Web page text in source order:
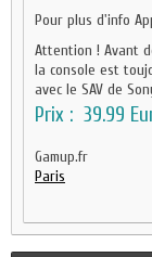
Pour plus d'info
Attention ! Avant
la console est
avec le SAV de
Prix : 39.99
Gamup.fr
Paris